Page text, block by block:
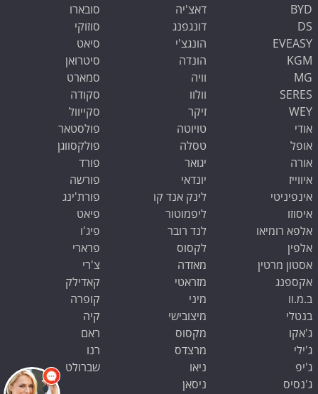
BYD
DS
EVEASY
KGM
MG
SERES
WEY
אודי
אופל
אורה
איווייז
אינפיניטי
איסוזו
אלפא רומיאו
אלפין
אסטון מרטין
אקספנג
ב.מ.וו
בנטלי
ג'אקו
ג'ילי
ג'יפ
ג'נסיס
דאצ'יה
דונגפנג
הונגצ'י
הונדה
וויה
וולוו
זיקר
טויוטה
טסלה
יגואר
יונדאי
לינק אנד קו
ליפמוטור
לנד רובר
לקסוס
מאזדה
מזראטי
מיני
מיצובישי
מקסוס
מרצדס
ניאו
ניסאן
סובארו
סוזוקי
סיאט
סיטרואן
סמארט
סקודה
סקייוול
פולסטאר
פולקסווגן
פורד
פורשה
פורת'ינג
פיאט
פיג'ו
פרארי
צ'רי
קאדילק
קופרה
קיה
ראם
רנו
שברולט